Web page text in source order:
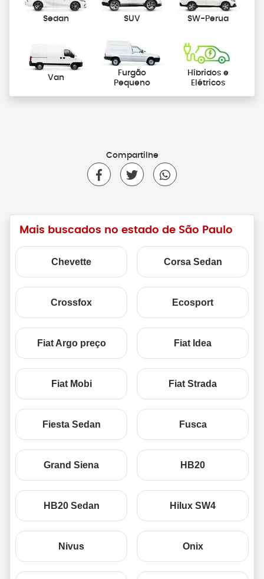
Sedan SUV SW-Perua
Van
Furgão
Pequeno
Híbridos e
Elétricos
Compartilhe
Mais buscados no estado de São Paulo
Chevette Corsa Sedan
Crossfox Ecosport
Fiat Argo preço Fiat Idea
Fiat Mobi Fiat Strada
Fiesta Sedan Fusca
Grand Siena HB20
HB20 Sedan Hilux SW4
Nivus Onix